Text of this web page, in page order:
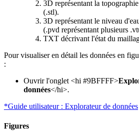
3D représentant la
(.stl).
3D représentant le niveau
(.pvd représentant plusieurs
TXT décrivant l'état du
Pour visualiser en détail les données en
:
Ouvrir l'onglet <hi #9BFFFF>
données</hi>.
*Guide utilisateur : Explorateur de données
Figures